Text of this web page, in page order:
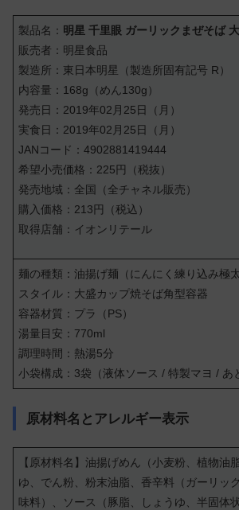
製品名： 明星 千里眼 ガーリックまぜそば
販売者：明星食品
製造所：東日本明星（製造所固有記号 R）
内容量：168g（めん130g）
発売日：2019年02月25日（月）
実食日：2019年02月25日（月）
JANコード：4902881419444
希望小売価格：225円（税抜）
発売地域：全国（全チャネル販売）
購入価格：213円（税込）
取得店舗：イオンリテール
麺の種類：油揚げ麺（にんにく練り込み極太
スタイル：大盛カップ焼そば角型容器
容器材質：プラ（PS）
湯量目安：770ml
調理時間：熱湯5分
小袋構成：3袋（液体ソース / 特製マヨ / あ
原材料名とアレルギー表示
【原材料名】油揚げめん（小麦粉、植物油
ゆ、でん粉、粉末油脂、香辛料（ガーリッ
味料）、ソース（豚脂、しょうゆ、半固体